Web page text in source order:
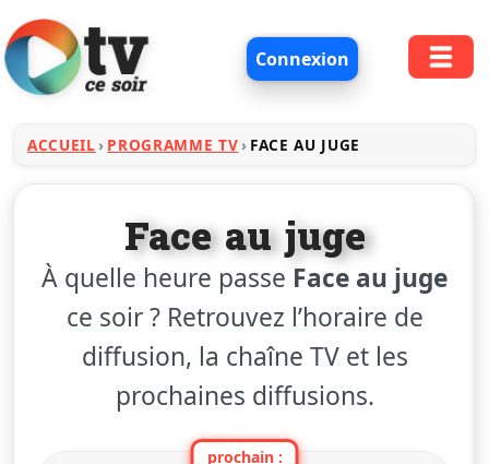
Connexion
ACCUEIL PROGRAMME TV FACE AU JUGE
Face au juge
À quelle heure passe Face au juge
ce soir ? Retrouvez l’horaire de
diffusion, la chaîne TV et les
prochaines diffusions.
prochain :